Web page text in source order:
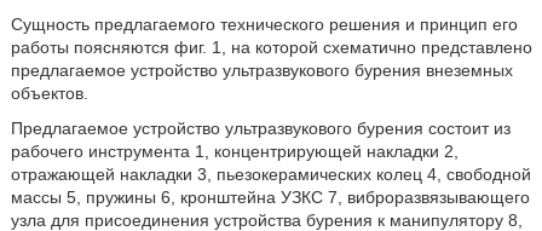
Сущность предлагаемого технического решения и принцип его
работы поясняются фиг. 1, на которой схематично представлено
предлагаемое устройство ультразвукового бурения внеземных
объектов.
Предлагаемое устройство ультразвукового бурения состоит из
рабочего инструмента 1, концентрирующей накладки 2,
отражающей накладки 3, пьезокерамических колец 4, свободной
массы 5, пружины 6, кронштейна УЗКС 7, виброразвязывающего
узла для присоединения устройства бурения к манипулятору 8,